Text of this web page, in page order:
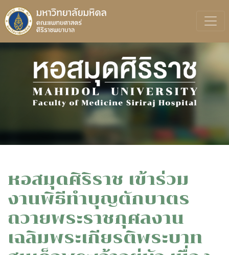
หอสมุดศิริราช เข้าร่วม
งานพิธีทำบุญตักบาตร
ถวายพระราชกุศลงาน
เฉลิมพระเกียรติพระบาท